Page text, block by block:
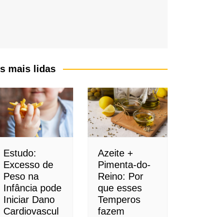
mais lidas
Estudo:
Excesso de
Peso na
Infância pode
Iniciar Dano
Cardiovascul
Azeite +
Pimenta-do-
Reino: Por
que esses
Temperos
fazem